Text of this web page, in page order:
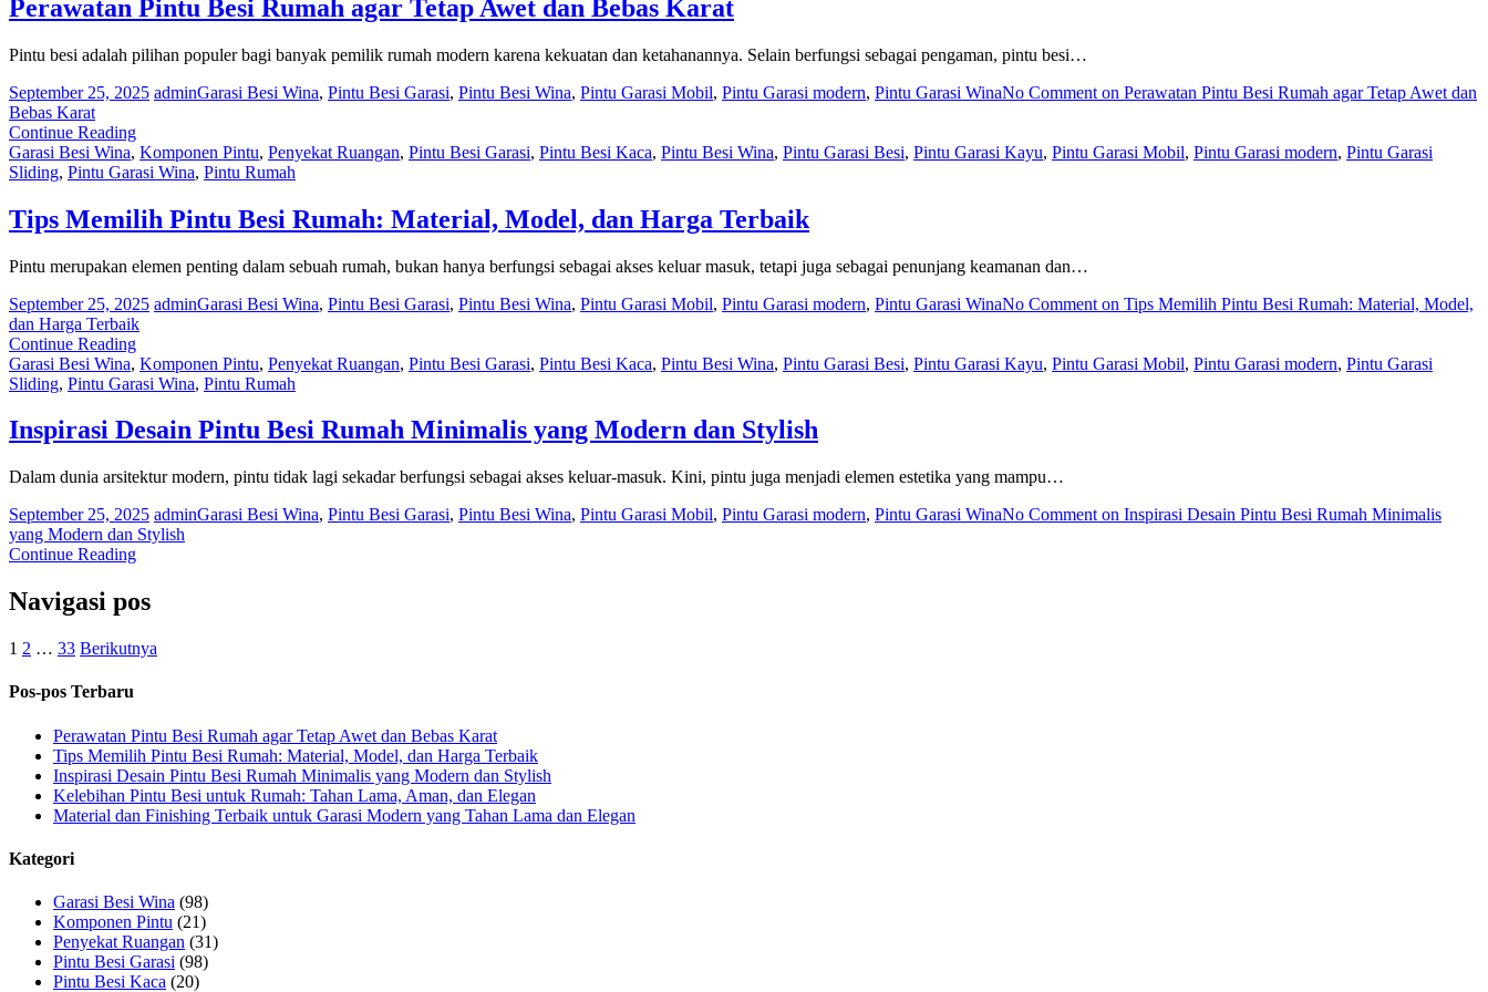
Perawatan Pintu Besi Rumah agar Tetap Awet dan Bebas Karat
Pintu besi adalah pilihan populer bagi banyak pemilik rumah modern karena kekuatan dan ketahanannya. Selain berfungsi sebagai pengaman, pintu besi…
September 25, 2025 adminGarasi Besi Wina, Pintu Besi Garasi, Pintu Besi Wina, Pintu Garasi Mobil, Pintu Garasi modern, Pintu Garasi WinaNo Comment on Perawatan Pintu Besi Rumah agar Tetap Awet dan
Bebas Karat
Continue Reading
Garasi Besi Wina, Komponen Pintu, Penyekat Ruangan, Pintu Besi Garasi, Pintu Besi Kaca, Pintu Besi Wina, Pintu Garasi Besi, Pintu Garasi Kayu, Pintu Garasi Mobil, Pintu Garasi modern, Pintu Garasi
Sliding, Pintu Garasi Wina, Pintu Rumah
Tips Memilih Pintu Besi Rumah: Material, Model, dan Harga Terbaik
Pintu merupakan elemen penting dalam sebuah rumah, bukan hanya berfungsi sebagai akses keluar masuk, tetapi juga sebagai penunjang keamanan dan…
September 25, 2025 adminGarasi Besi Wina, Pintu Besi Garasi, Pintu Besi Wina, Pintu Garasi Mobil, Pintu Garasi modern, Pintu Garasi WinaNo Comment on Tips Memilih Pintu Besi Rumah: Material, Model,
dan Harga Terbaik
Continue Reading
Garasi Besi Wina, Komponen Pintu, Penyekat Ruangan, Pintu Besi Garasi, Pintu Besi Kaca, Pintu Besi Wina, Pintu Garasi Besi, Pintu Garasi Kayu, Pintu Garasi Mobil, Pintu Garasi modern, Pintu Garasi
Sliding, Pintu Garasi Wina, Pintu Rumah
Inspirasi Desain Pintu Besi Rumah Minimalis yang Modern dan Stylish
Dalam dunia arsitektur modern, pintu tidak lagi sekadar berfungsi sebagai akses keluar-masuk. Kini, pintu juga menjadi elemen estetika yang mampu…
September 25, 2025 adminGarasi Besi Wina, Pintu Besi Garasi, Pintu Besi Wina, Pintu Garasi Mobil, Pintu Garasi modern, Pintu Garasi WinaNo Comment on Inspirasi Desain Pintu Besi Rumah Minimalis
yang Modern dan Stylish
Continue Reading
Navigasi pos
1 2 … 33 Berikutnya
Pos-pos Terbaru
Perawatan Pintu Besi Rumah agar Tetap Awet dan Bebas Karat
Tips Memilih Pintu Besi Rumah: Material, Model, dan Harga Terbaik
Inspirasi Desain Pintu Besi Rumah Minimalis yang Modern dan Stylish
Kelebihan Pintu Besi untuk Rumah: Tahan Lama, Aman, dan Elegan
Material dan Finishing Terbaik untuk Garasi Modern yang Tahan Lama dan Elegan
Kategori
Garasi Besi Wina (98)
Komponen Pintu (21)
Penyekat Ruangan (31)
Pintu Besi Garasi (98)
Pintu Besi Kaca (20)